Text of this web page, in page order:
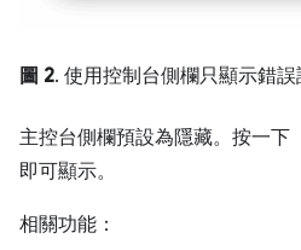
圖 2. 使用控制台側欄只顯示錯誤
主控台側欄預設為隱藏。按一下
即可顯示。
相關功能：